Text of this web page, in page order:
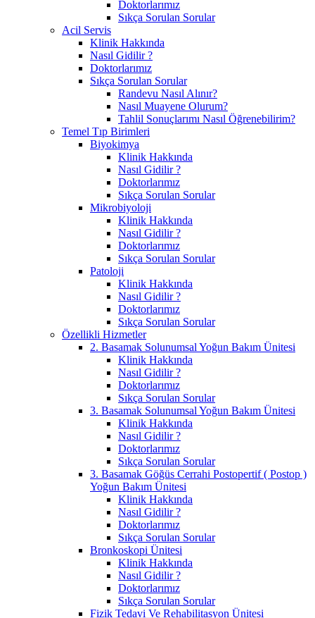
Doktorlarımız
Sıkça Sorulan Sorular
Acil Servis
Klinik Hakkında
Nasıl Gidilir ?
Doktorlarımız
Sıkça Sorulan Sorular
Randevu Nasıl Alınır?
Nasıl Muayene Olurum?
Tahlil Sonuçlarımı Nasıl Öğrenebilirim?
Temel Tıp Birimleri
Biyokimya
Klinik Hakkında
Nasıl Gidilir ?
Doktorlarımız
Sıkça Sorulan Sorular
Mikrobiyoloji
Klinik Hakkında
Nasıl Gidilir ?
Doktorlarımız
Sıkça Sorulan Sorular
Patoloji
Klinik Hakkında
Nasıl Gidilir ?
Doktorlarımız
Sıkça Sorulan Sorular
Özellikli Hizmetler
2. Basamak Solunumsal Yoğun Bakım Ünitesi
Klinik Hakkında
Nasıl Gidilir ?
Doktorlarımız
Sıkça Sorulan Sorular
3. Basamak Solunumsal Yoğun Bakım Ünitesi
Klinik Hakkında
Nasıl Gidilir ?
Doktorlarımız
Sıkça Sorulan Sorular
3. Basamak Göğüs Cerrahi Postopertif ( Postop )
Yoğun Bakım Ünitesi
Klinik Hakkında
Nasıl Gidilir ?
Doktorlarımız
Sıkça Sorulan Sorular
Bronkoskopi Ünitesi
Klinik Hakkında
Nasıl Gidilir ?
Doktorlarımız
Sıkça Sorulan Sorular
Fizik Tedavi Ve Rehabilitasyon Ünitesi